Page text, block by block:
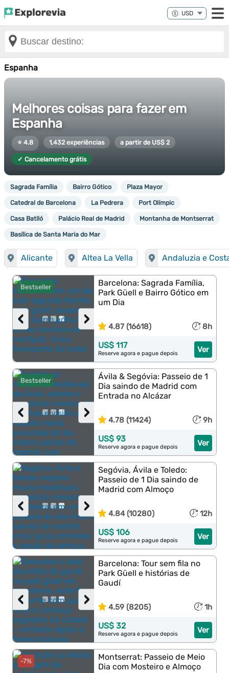
Espanha
Melhores coisas para fazer em
Espanha
⭐ 4.8 1,432 experiências a partir de US$ 2
✓ Cancelamento grátis
Sagrada Família Bairro Gótico Plaza Mayor
Catedral de Barcelona La Pedrera Port Olímpic
Casa Batlló Palácio Real de Madrid Montanha de Montserrat
Basílica de Santa Maria do Mar
Alicante Altea La Vella Andaluzia e
Bestseller
›
‹
Barcelona: Sagrada Família,
Park Güell e Bairro Gótico em
um Dia
4.87 (16618) 8h
Ver
US$ 117
Reserve agora e pague depois
Bestseller
›
‹
Ávila & Segóvia: Passeio de 1
Dia saindo de Madrid com
Entrada no Alcázar
4.78 (11424) 9h
Ver
US$ 93
Reserve agora e pague depois
›
‹
Segóvia, Ávila e Toledo:
Passeio de 1 Dia saindo de
Madrid com Almoço
4.84 (10280) 12h
Ver
US$ 106
Reserve agora e pague depois
›
‹
Barcelona: Tour sem fila no
Park Güell e histórias de
Gaudí
4.59 (8205) 1h
Ver
US$ 32
Reserve agora e pague depois
-7%
Montserrat: Passeio de Meio
Dia com Mosteiro e Almoço